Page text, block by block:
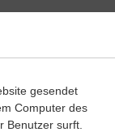
gesendet
Computer des
Benutzer surft.